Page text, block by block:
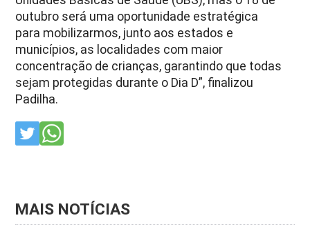
outubro será uma oportunidade estratégica
para mobilizarmos, junto aos estados e
municípios, as localidades com maior
concentração de crianças, garantindo que todas
sejam protegidas durante o Dia D”, finalizou
Padilha.
MAIS NOTÍCIAS